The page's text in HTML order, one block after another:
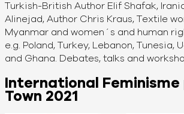
Turkish-British Author Elif Shafak,
Alinejad, Author Chris Kraus, Textile
Myanmar and women´s and human
e.g. Poland, Turkey, Lebanon, Tunesia,
and Ghana. Debates, talks and
International Feminisme
Town 2021